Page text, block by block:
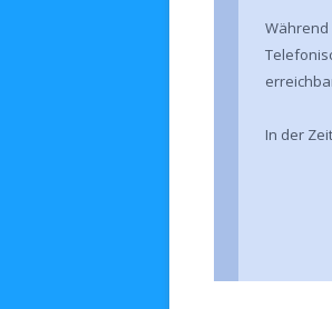
Während
In der